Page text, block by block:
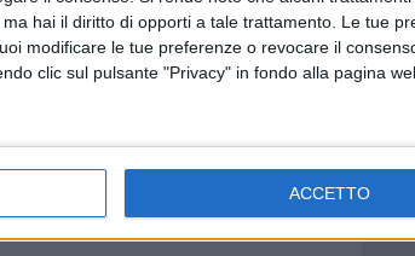
hai il diritto di opporti a tale trattamento. Le tue
modificare le tue preferenze o revocare il
clic sul pulsante "Privacy" in fondo alla pagina
ACCETTO